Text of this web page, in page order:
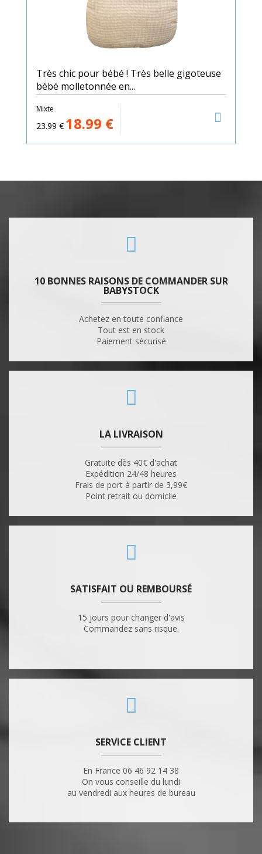
Très chic pour bébé ! Très belle gigoteuse
bébé molletonnée en...
Mixte
23.99 € 18.99 €
10 BONNES RAISONS DE COMMANDER SUR
BABYSTOCK
Achetez en toute confiance
Tout est en stock
Paiement sécurisé
LA LIVRAISON
Gratuite dès 40€ d'achat
Expédition 24/48 heures
Frais de port à partir de 3,99€
Point retrait ou domicile
SATISFAIT OU REMBOURSÉ
15 jours pour changer d'avis
Commandez sans risque.
SERVICE CLIENT
En France 06 46 92 14 38
On vous conseille du lundi
au vendredi aux heures de bureau